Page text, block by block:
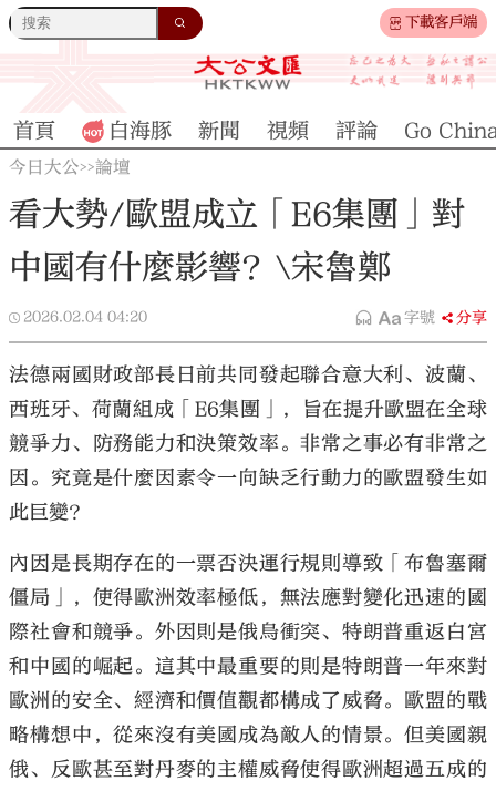
下載客戶端
大公文匯
首頁 白海豚 新聞 視頻 評論 Go
今日大公>>論壇
看大勢/歐盟成立「E6集團」對
中國有什麼影響？\宋魯鄭
2026.02.04 04:20 字號 分享
法德兩國財政部長日前共同發起聯合意大利、波蘭、
西班牙、荷蘭組成「E6集團」，旨在提升歐盟在全球
競爭力、防務能力和決策效率。非常之事必有非常之
因。究竟是什麼因素令一向缺乏行動力的歐盟發生如
此巨變？
內因是長期存在的一票否決運行規則導致「布魯塞爾
僵局」，使得歐洲效率極低，無法應對變化迅速的國
際社會和競爭。外因則是俄烏衝突、特朗普重返白宮
和中國的崛起。這其中最重要的則是特朗普一年來對
歐洲的安全、經濟和價值觀都構成了威脅。歐盟的戰
略構想中，從來沒有美國成為敵人的情景。但美國親
俄、反歐甚至對丹麥的主權威脅使得歐洲超過五成的